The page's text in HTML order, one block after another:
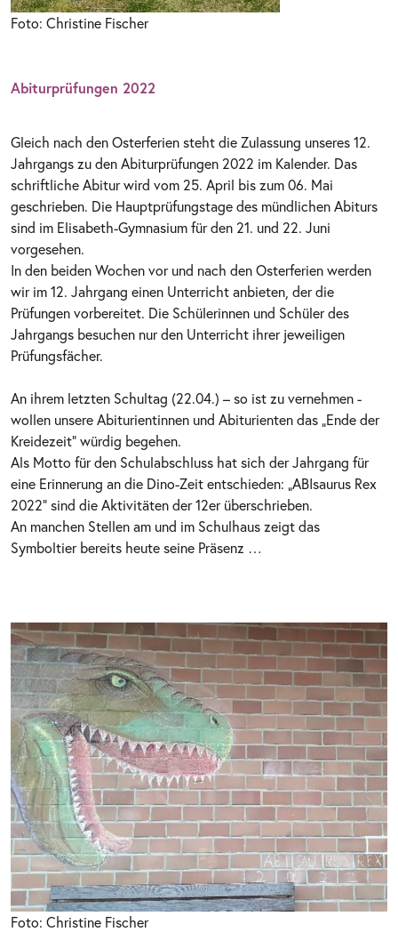
Foto: Christine Fischer
Abiturprüfungen 2022
Gleich nach den Osterferien steht die Zulassung unseres 12.
Jahrgangs zu den Abiturprüfungen 2022 im Kalender. Das
schriftliche Abitur wird vom 25. April bis zum 06. Mai
geschrieben. Die Hauptprüfungstage des mündlichen Abiturs
sind im Elisabeth-Gymnasium für den 21. und 22. Juni
vorgesehen.
In den beiden Wochen vor und nach den Osterferien werden
wir im 12. Jahrgang einen Unterricht anbieten, der die
Prüfungen vorbereitet. Die Schülerinnen und Schüler des
Jahrgangs besuchen nur den Unterricht ihrer jeweiligen
Prüfungsfächer.
An ihrem letzten Schultag (22.04.) – so ist zu vernehmen -
wollen unsere Abiturientinnen und Abiturienten das „Ende der
Kreidezeit“ würdig begehen.
Als Motto für den Schulabschluss hat sich der Jahrgang für
eine Erinnerung an die Dino-Zeit entschieden: „ABIsaurus Rex
2022“ sind die Aktivitäten der 12er überschrieben.
An manchen Stellen am und im Schulhaus zeigt das
Symboltier bereits heute seine Präsenz …
Foto: Christine Fischer